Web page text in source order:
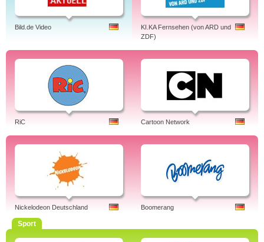
Bild.de Video
KI.KA Fernsehen (von ARD und
ZDF)
RiC Cartoon Network
Nickelodeon Deutschland Boomerang
Sport